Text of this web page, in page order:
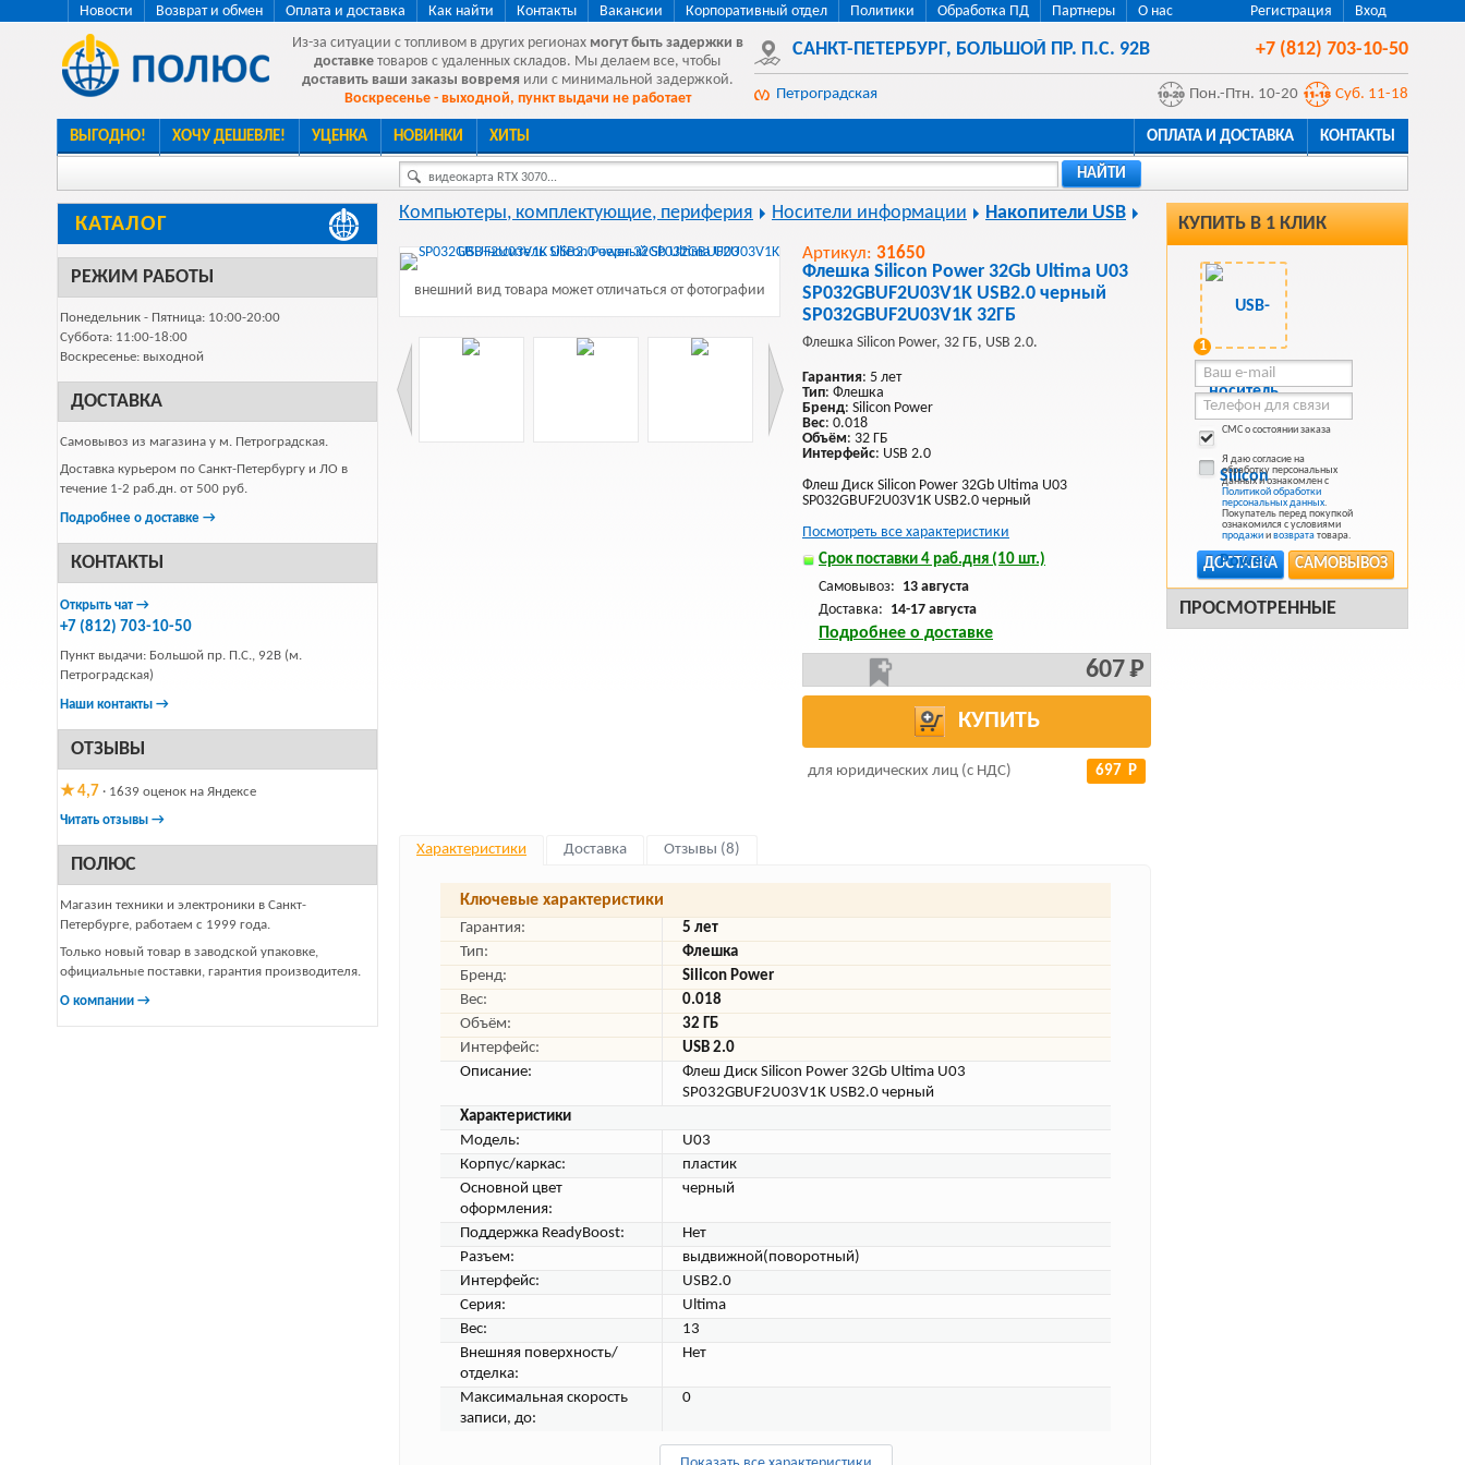
Регистрация Вход
Новости Возврат и обмен Оплата и доставка Как найти Контакты Вакансии Корпоративный отдел Политики Обработка ПД Партнеры
О нас
Из-за ситуации с топливом в других регионах могут быть задержки в
доставке товаров с удаленных складов. Мы делаем все, чтобы
доставить ваши заказы вовремя или с минимальной задержкой.
Воскресенье - выходной, пункт выдачи не работает
САНКТ-ПЕТЕРБУРГ, БОЛЬШОЙ ПР. П.С. 92В +7 (812) 703-10-50
Петроградская Пон.-Птн. 10-20 Суб. 11-18
ВЫГОДНО! ХОЧУ ДЕШЕВЛЕ! УЦЕНКА НОВИНКИ ХИТЫ ОПЛАТА И ДОСТАВКА КОНТАКТЫ
видеокарта RTX 3070... НАЙТИ
КАТАЛОГ
РЕЖИМ РАБОТЫ
Понедельник - Пятница: 10:00-20:00
Суббота: 11:00-18:00
Воскресенье: выходной
ДОСТАВКА
Самовывоз из магазина у м. Петроградская.
Доставка курьером по Санкт-Петербургу и ЛО в
течение 1-2 раб.дн. от 500 руб.
Подробнее о доставке →
КОНТАКТЫ
Открыть чат →
+7 (812) 703-10-50
Пункт выдачи: Большой пр. П.С., 92В (м.
Петроградская)
Наши контакты →
ОТЗЫВЫ
★ 4,7 · 1639 оценок на Яндексе
Читать отзывы →
ПОЛЮС
Магазин техники и электроники в Санкт-
Петербурге, работаем с 1999 года.
Только новый товар в заводской упаковке,
официальные поставки, гарантия производителя.
О компании →
КУПИТЬ В 1 КЛИК
1
СМС о состоянии заказа
Я даю согласие на
обработку персональных
данных и ознакомлен с
Политикой обработки
персональных данных.
Покупатель перед покупкой
ознакомился с условиями
продажиивозврататовара.
САМОВЫВОЗ
ДОСТАВКА
ПРОСМОТРЕННЫЕ
Компьютеры, комплектующие, периферия Носители информации Накопители USB
внешний вид товара может отличаться от фотографии
Артикул: 31650
Флешка Silicon Power 32Gb Ultima U03
SP032GBUF2U03V1K USB2.0 черный
SP032GBUF2U03V1K 32ГБ
Флешка Silicon Power, 32 ГБ, USB 2.0.
Гарантия: 5 лет
Тип: Флешка
Бренд: Silicon Power
Вес: 0.018
Объём: 32 ГБ
Интерфейс: USB 2.0
Флеш Диск Silicon Power 32Gb Ultima U03
SP032GBUF2U03V1K USB2.0 черный
Посмотреть все характеристики
Срок поставки 4 раб.дня (10 шт.)
Самовывоз: 13 августа
Доставка: 14-17 августа
Подробнее о доставке
607 Р
КУПИТЬ
для юридических лиц (с НДС) 697 Р
Характеристики Доставка Отзывы (8)
Ключевые характеристики
Гарантия:
5 лет
Тип:
Флешка
Бренд:
Silicon Power
Вес:
0.018
Объём:
32 ГБ
Интерфейс:
USB 2.0
Описание:
Флеш Диск Silicon Power 32Gb Ultima U03
SP032GBUF2U03V1K USB2.0 черный
Характеристики
Модель:
U03
Корпус/каркас:
пластик
Основной цвет
оформления:
черный
Поддержка ReadyBoost:
Нет
Разъем:
выдвижной(поворотный)
Интерфейс:
USB2.0
Серия:
Ultima
Вес:
13
Внешняя поверхность/
отделка:
Нет
Максимальная скорость
записи, до:
0